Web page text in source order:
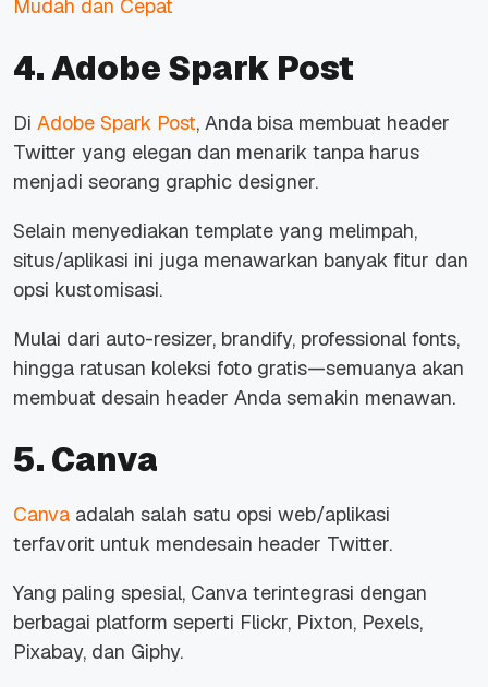
Mudah dan Cepat
4. Adobe Spark Post
Di Adobe Spark Post, Anda bisa membuat header
Twitter yang elegan dan menarik tanpa harus
menjadi seorang graphic designer.
Selain menyediakan template yang melimpah,
situs/aplikasi ini juga menawarkan banyak fitur dan
opsi kustomisasi.
Mulai dari auto-resizer, brandify, professional fonts,
hingga ratusan koleksi foto gratis—semuanya akan
membuat desain header Anda semakin menawan.
5. Canva
Canva adalah salah satu opsi web/aplikasi
terfavorit untuk mendesain header Twitter.
Yang paling spesial, Canva terintegrasi dengan
berbagai platform seperti Flickr, Pixton, Pexels,
Pixabay, dan Giphy.